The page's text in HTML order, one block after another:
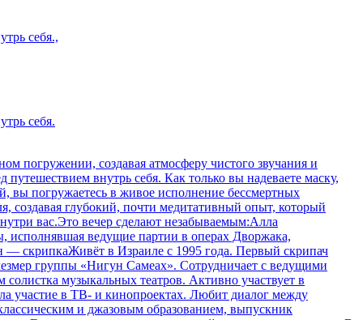
себя.,
себя.
погружении, создавая атмосферу чистого звучания и
внутрь себя. Как только вы надеваете маску,
вы погружаетесь в живое исполнение бессмертных
глубокий, почти медитативный опыт, который
вас.Это вечер сделают незабываемым:Алла
исполнявшая ведущие партии в операх Дворжака,
скрипкаЖивёт в Израиле с 1995 года. Первый скрипач
группы «Нигун Самеах». Сотрудничает с ведущими
музыкальных театров. Активно участвует в
участие в ТВ- и кинопроектах. Любит диалог между
и джазовым образованием, выпускник